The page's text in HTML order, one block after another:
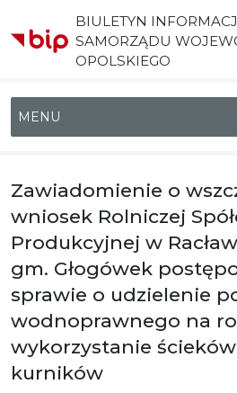
BIULETYN
SAMORZĄDU
OPOLSKIEGO
Menu główne
Zawiadomienie o
wniosek Rolniczej
Produkcyjnej w
gm. Głogówek
sprawie o udzielenie
wodnoprawnego na
wykorzystanie
kurników